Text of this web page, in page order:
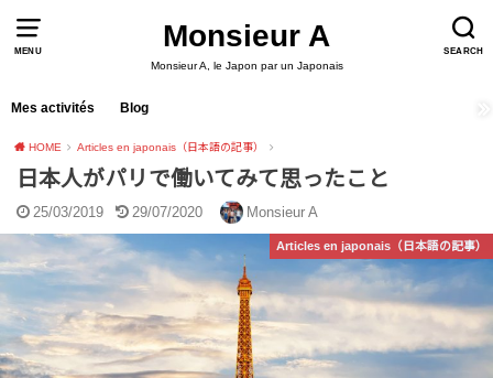
MENU SEARCH
Monsieur A
Monsieur A, le Japon par un Japonais
Mes activités Blog
HOME Articles en japonais（日本語の記事）
日本人がパリで働いてみて思ったこと
25/03/2019 29/07/2020 Monsieur A
Articles en japonais（日本語の記事）